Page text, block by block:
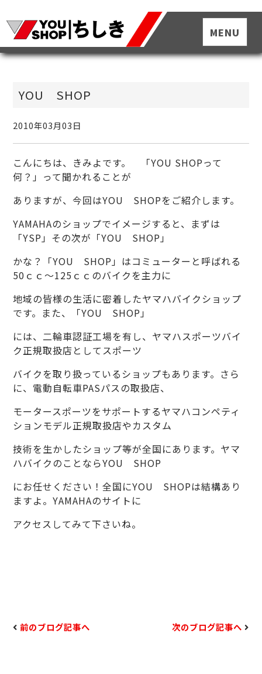
YOU SHOP
2010年03月03日
こんにちは、きみよです。 「YOU SHOPって
何？」って聞かれることが
ありますが、今回はYOU SHOPをご紹介します。
YAMAHAのショップでイメージすると、まずは
「YSP」その次が「YOU SHOP」
かな？「YOU SHOP」はコミューターと呼ばれる
50ｃｃ～125ｃｃのバイクを主力に
地域の皆様の生活に密着したヤマハバイクショップ
です。また、「YOU SHOP」
には、二輪車認証工場を有し、ヤマハスポーツバイ
ク正規取扱店としてスポーツ
バイクを取り扱っているショップもあります。さら
に、電動自転車PASパスの取扱店、
モータースポーツをサポートするヤマハコンペティ
ションモデル正規取扱店やカスタム
技術を生かしたショップ等が全国にあります。ヤマ
ハバイクのことならYOU SHOP
にお任せください！全国にYOU SHOPは結構あり
ますよ。YAMAHAのサイトに
アクセスしてみて下さいね。
前のブログ記事へ 次のブログ記事へ